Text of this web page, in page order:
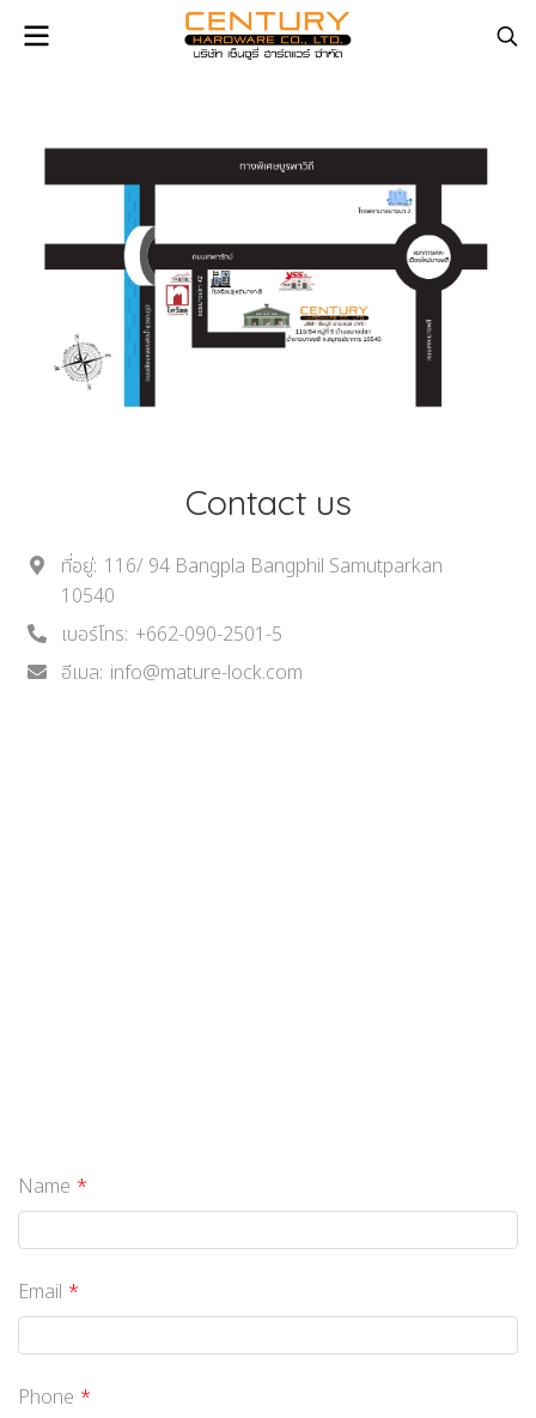
Contact us
ที่อยู่: 116/ 94 Bangpla Bangphil Samutparkan
10540
เบอร์โทร: +662-090-2501-5
อีเมล: info@mature-lock.com
Name
Email
Phone